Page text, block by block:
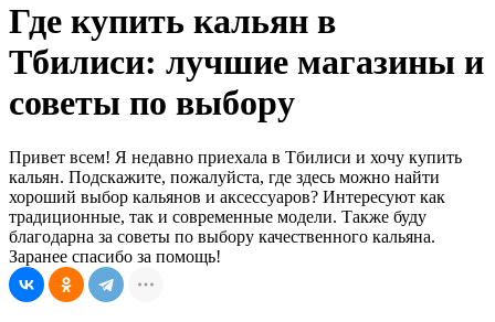
Где купить кальян в
Тбилиси: лучшие магазины и
советы по выбору
Привет всем! Я недавно приехала в Тбилиси и хочу купить
кальян. Подскажите, пожалуйста, где здесь можно найти
хороший выбор кальянов и аксессуаров? Интересуют как
традиционные, так и современные модели. Также буду
благодарна за советы по выбору качественного кальяна.
Заранее спасибо за помощь!